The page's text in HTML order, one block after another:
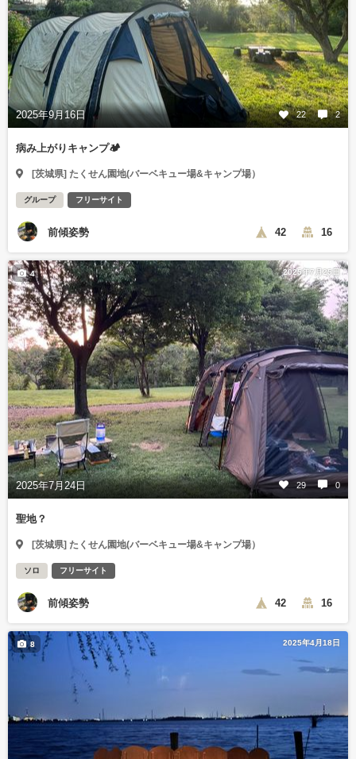
2025年9月16日 22 2
病み上がりキャンプ🏕️
[茨城県] たくせん園地(バーベキュー場&キャンプ場）
グループ フリーサイト
前傾姿勢 42 16
2025年7月25日
2025年7月24日 29 0
4
聖地？
[茨城県] たくせん園地(バーベキュー場&キャンプ場）
ソロ フリーサイト
前傾姿勢 42 16
2025年4月18日
8